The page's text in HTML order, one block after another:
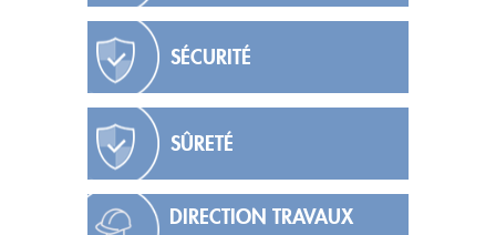
SÉCURITÉ
SÛRETÉ
DIRECTION TRAVAUX